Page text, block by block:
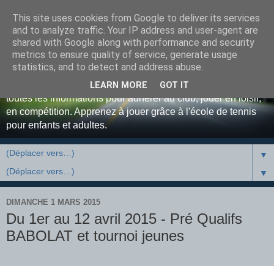
Bienvenue au Tennis Club
Luxovien ...
Site officiel du Tennis Club de Luxeuil-les-Bains. Retrouvez
toutes les informations pour adhérer au club, jouer en loisir,
en compétition. Apprenez à jouer grâce à l'école de tennis
pour enfants et adultes.
▼
▼
DIMANCHE 1 MARS 2015
Du 1er au 12 avril 2015 - Pré Qualifs
BABOLAT et tournoi jeunes
This site uses cookies from Google to deliver its services
and to analyze traffic. Your IP address and user-agent are
shared with Google along with performance and security
metrics to ensure quality of service, generate usage
statistics, and to detect and address abuse.
LEARN MORE GOT IT